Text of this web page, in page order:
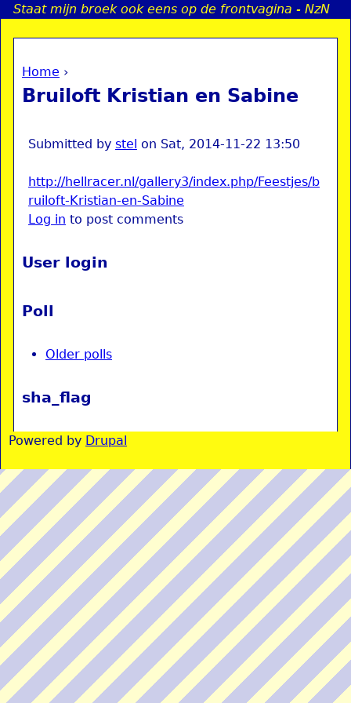
Jump to navigation
Staat mijn broek ook eens op de frontvagina - NzN
You are here
Home ›
Bruiloft Kristian en Sabine
Submitted by stel on Sat, 2014-11-22 13:50
http://hellracer.nl/gallery3/index.php/Feestjes/b
ruiloft-Kristian-en-Sabine
Log in to post comments
User login
Poll
Older polls
sha_flag
Powered by Drupal